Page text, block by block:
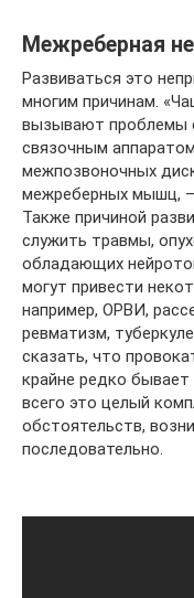
Межреберная
Развиваться это
многим причинам.
вызывают проблемы
связочным
межпозвоночных
межреберных мышц,
Также причиной
служить травмы,
обладающих
могут привести
например, ОРВИ,
ревматизм,
сказать, что
крайне редко
всего это целый
обстоятельств,
последовательно.